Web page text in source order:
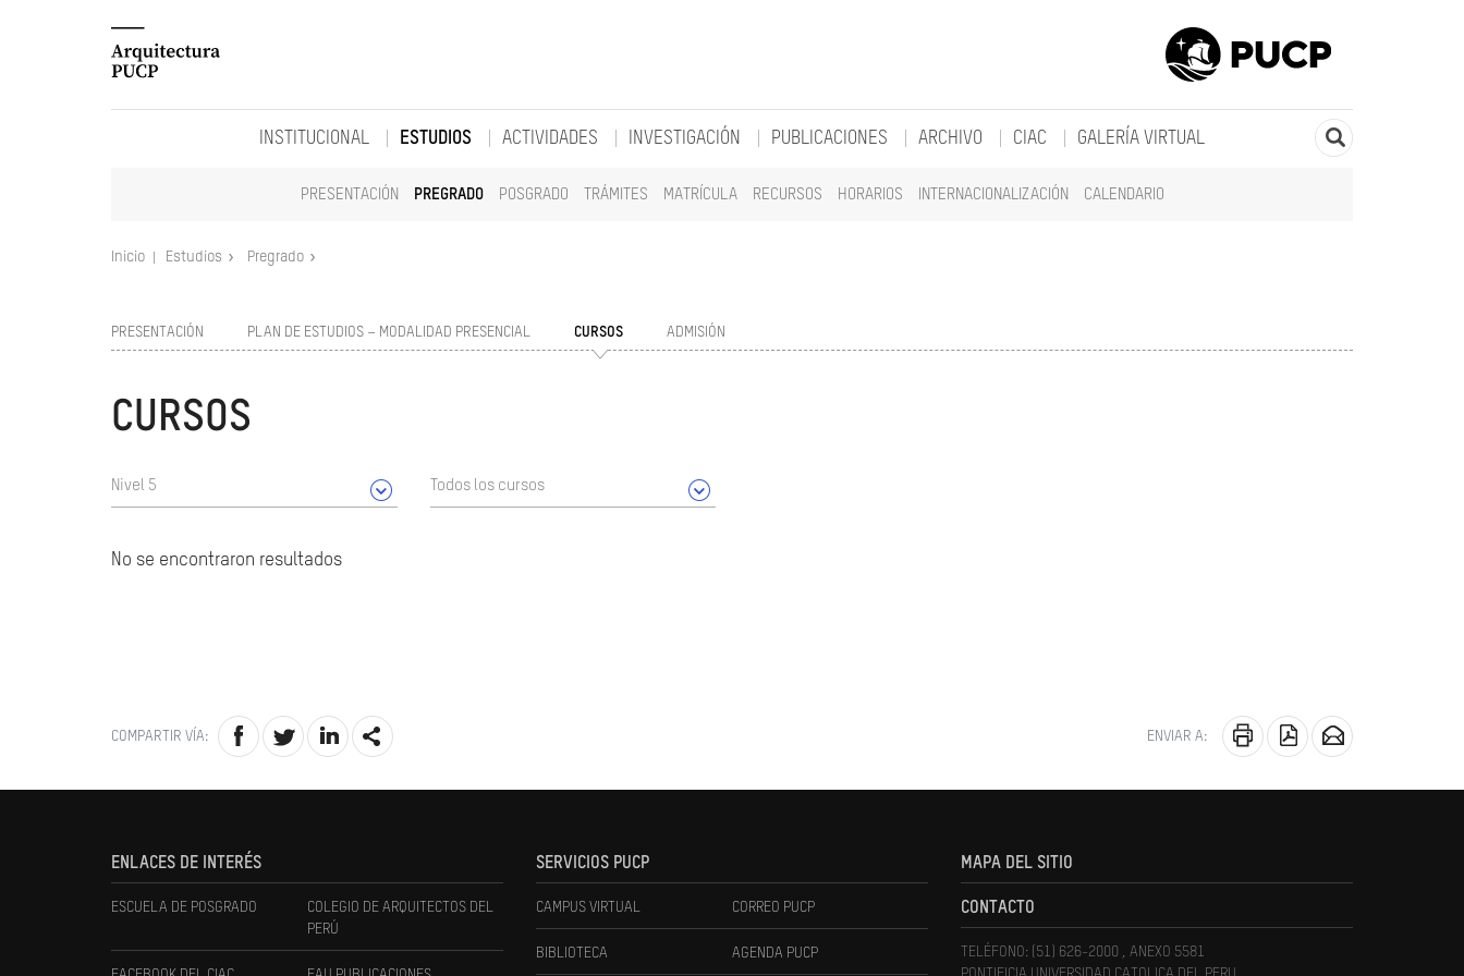
INSTITUCIONAL ESTUDIOS
PRESENTACIÓN PREGRADO POSGRADO TRÁMITES MATRÍCULA RECURSOS HORARIOS INTERNACIONALIZACIÓN CALENDARIO
ACTIVIDADES INVESTIGACIÓN PUBLICACIONES ARCHIVO CIAC GALERÍA VIRTUAL
Inicio Estudios Pregrado
PRESENTACIÓN PLAN DE ESTUDIOS – MODALIDAD PRESENCIAL CURSOS ADMISIÓN
CURSOS
Nivel 5 Todos los cursos
No se encontraron resultados
COMPARTIR VÍA: ENVIAR A:
ENLACES DE INTERÉS
ESCUELA DE POSGRADO
COLEGIO DE ARQUITECTOS DEL
PERÚ
SERVICIOS PUCP
CAMPUS VIRTUAL CORREO PUCP
BIBLIOTECA AGENDA PUCP
MAPA DEL SITIO
CONTACTO
TELÉFONO: (51) 626-2000 , ANEXO 5581